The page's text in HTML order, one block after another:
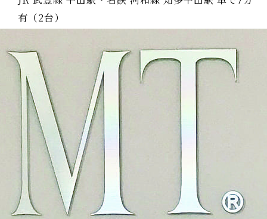
有（2台）